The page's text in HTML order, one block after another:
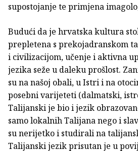
supostojanje te primjena
Budući da je hrvatska kultura
prepletena s prekojadranskom
i civilizacijom, učenje i aktivna
jezika seže u daleku prošlost.
su na našoj obali, u Istri i na
posebni varijeteti (dalmatski,
Talijanski je bio i jezik
samo lokalnih Talijana nego i
su nerijetko i studirali na
Talijanski jezik prisutan je u